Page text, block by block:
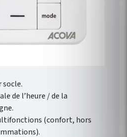
socle.
de l’heure / de la
(confort, hors